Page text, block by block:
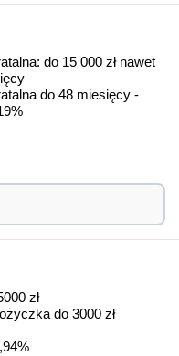
do 15 000 zł nawet
do 48 miesięcy -
zł
do 3000 zł